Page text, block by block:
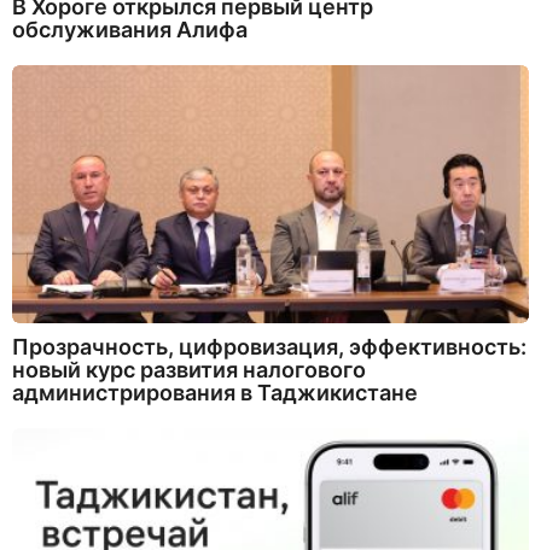
В Хороге открылся первый центр
обслуживания Алифа
Прозрачность, цифровизация, эффективность:
новый курс развития налогового
администрирования в Таджикистане